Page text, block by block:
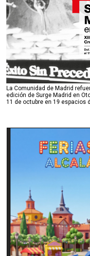
La Comunidad de Madrid
edición de Surge Madrid en
11 de octubre en 19 espacios